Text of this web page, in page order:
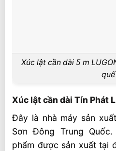
Xúc lật cần dài 5 m
quế
Xúc lật cần dài Tín Phát
Đây là nhà máy sản
Sơn Đông Trung
phẩm được sản xuất tại